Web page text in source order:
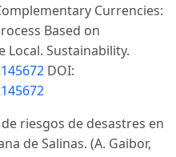
Currencies:
Based on
Local. Sustainability.
DOI:
riesgos de desastres en
de Salinas. (A. Gaibor,